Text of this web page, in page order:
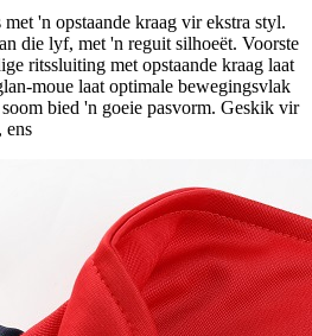
'n opstaande kraag vir ekstra styl.
die lyf, met 'n reguit silhoeët. Voorste
ritssluiting met opstaande kraag laat
moue laat optimale bewegingsvlak
soom bied 'n goeie pasvorm. Geskik vir
ens